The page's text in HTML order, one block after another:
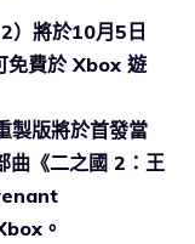
將於10月5日
免費於 Xbox 遊
製版將於首發當
曲《二之國 2：王
。